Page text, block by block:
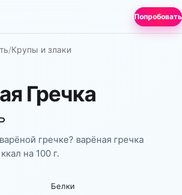
Попробовать
/Крупы и злаки
Гречка
гречке? варёная гречка
на 100 г.
Белки